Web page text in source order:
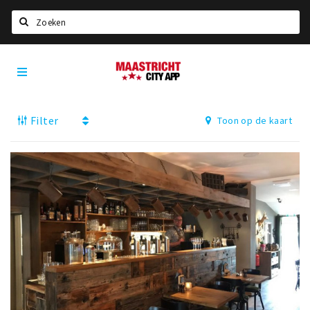
Home
Deals
Nieuws, interviews & blogs
Eten
Drinken
Slapen
Recreatief
Winkels
Maastricht
City
Filter Toon op de kaart